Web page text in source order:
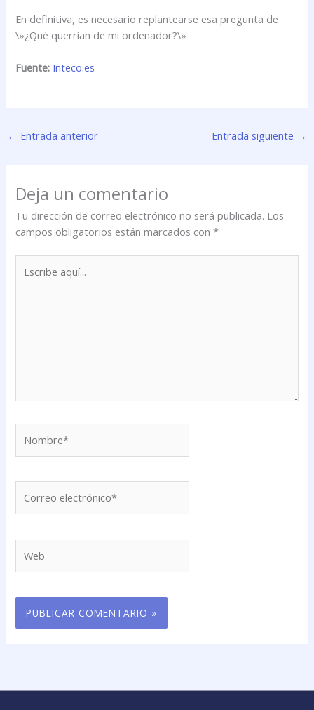
En definitiva, es necesario replantearse esa pregunta de
\»¿Qué querrían de mi ordenador?\»
Fuente: Inteco.es
← Entrada anterior Entrada siguiente →
Deja un comentario
Tu dirección de correo electrónico no será publicada. Los
campos obligatorios están marcados con*
aquí...
electrónico*